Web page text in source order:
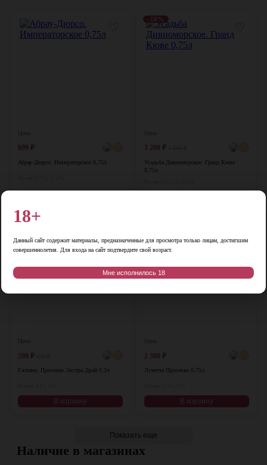
699 ₽
Абрау-Дюрсо. Императорское 0,75л
-18%
3 200 ₽
Усадьба Дивноморское. Гранд Кюве
0,75л
590 ₽
Гаэтано. Просекко Экстра Драй 0,2л
В корзину
2 300 ₽
Лунетта Просекко 0,75л
В корзину
Показать еще
Наличие в магазинах
18+
Данный сайт содержит материалы, предназначенные для просмотра только лицам, достигшим
совершеннолетия. Для входа на сайт подтвердите свой возраст.
Мне исполнилось 18